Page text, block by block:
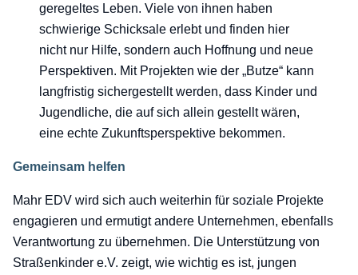
geregeltes Leben. Viele von ihnen haben
schwierige Schicksale erlebt und finden hier
nicht nur Hilfe, sondern auch Hoffnung und neue
Perspektiven. Mit Projekten wie der „Butze“ kann
langfristig sichergestellt werden, dass Kinder und
Jugendliche, die auf sich allein gestellt wären,
eine echte Zukunftsperspektive bekommen.
Gemeinsam helfen
Mahr EDV wird sich auch weiterhin für soziale Projekte
engagieren und ermutigt andere Unternehmen, ebenfalls
Verantwortung zu übernehmen. Die Unterstützung von
Straßenkinder e.V. zeigt, wie wichtig es ist, jungen